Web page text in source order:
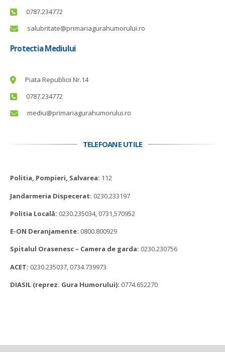
0787.234772
salubritate@primariagurahumorului.ro
Protectia Mediului
Piata Republicii Nr.14
0787.234772
mediu@primariagurahumorului.ro
TELEFOANE UTILE
Politia, Pompieri, Salvarea: 112
Jandarmeria Dispecerat: 0230.233197
Politia Locală: 0230.235034, 0731,570952
E-ON Deranjamente: 0800.800929
Spitalul Orasenesc – Camera de garda: 0230.230756
ACET: 0230.235037, 0734.739973
DIASIL (reprez. Gura Humorului): 0774.652270